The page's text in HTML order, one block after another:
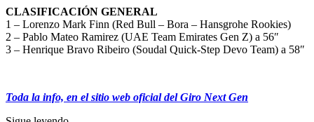
CLASIFICACIÓN GENERAL
1 – Lorenzo Mark Finn (Red Bull – Bora – Hansgrohe Rookies)
2 – Pablo Mateo Ramirez (UAE Team Emirates Gen Z) a 56″
3 – Henrique Bravo Ribeiro (Soudal Quick-Step Devo Team) a 58″
Toda la info, en el sitio web oficial del Giro Next Gen